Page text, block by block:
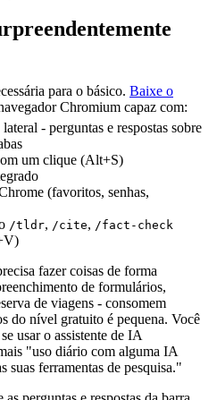
para o básico. Baixe o
Chromium capaz com:
- perguntas e respostas sobre
um clique (Alt+S)
(favoritos, senhas,
/tldr, /cite, /fact-check
fazer coisas de forma
de formulários,
de viagens - consomem
do nível gratuito é pequena. Você
usar o assistente de IA
"uso diário com alguma IA
suas ferramentas de pesquisa."